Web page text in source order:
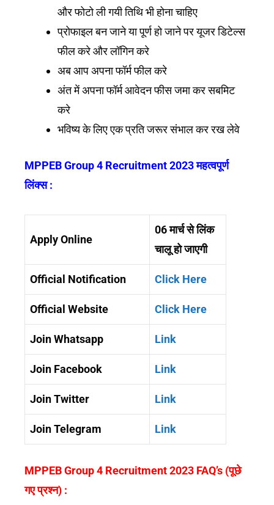
और फोटो ली गयी तिथि भी होना चाहिए
प्रोफाइल बन जाने या पूर्ण हो जाने पर यूजर डिटेल्स
फील करे और लॉगिन करे
अब आप अपना फॉर्म फील करे
अंत में अपना फॉर्म आवेदन फीस जमा कर सबमिट
करे
भविष्य के लिए एक प्रति जरूर संभाल कर रख लेवे
MPPEB Group 4 Recruitment 2023 महत्वपूर्ण
लिंक्स :
Apply Online
06 मार्च से लिंक
चालू हो जाएगी
Official Notification Click Here
Official Website Click Here
Join Whatsapp Link
Join Facebook Link
Join Twitter Link
Join Telegram Link
MPPEB Group 4 Recruitment 2023 FAQ’s (पूछे
गए प्रश्न) :